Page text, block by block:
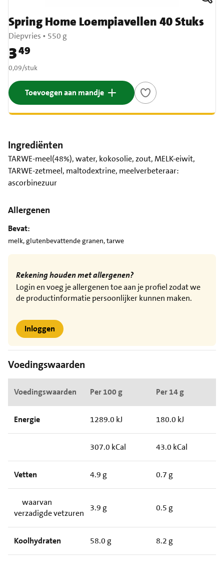
Spring Home Loempiavellen 40 Stuks
Diepvries • 550 g
Prijs: € 3,49
349
€ 0,09 per stuk
0,09/stuk
Toevoegen aan mandje
Ingrediënten
TARWE-meel(48%), water, kokosolie, zout, MELK-eiwit,
TARWE-zetmeel, maltodextrine, meelverbeteraar:
ascorbinezuur
Allergenen
Bevat:
melk, glutenbevattende granen, tarwe
Rekening houden met allergenen?
Login en voeg je allergenen toe aan je profiel zodat we
de productinformatie persoonlijker kunnen maken.
Inloggen
Voedingswaarden
Voedingswaarden Per 100 g Per 14 g
Energie 1289.0 kJ 180.0 kJ
307.0 kCal 43.0 kCal
Vetten 4.9 g 0.7 g
waarvan
verzadigde vetzuren
3.9 g 0.5 g
Koolhydraten 58.0 g 8.2 g